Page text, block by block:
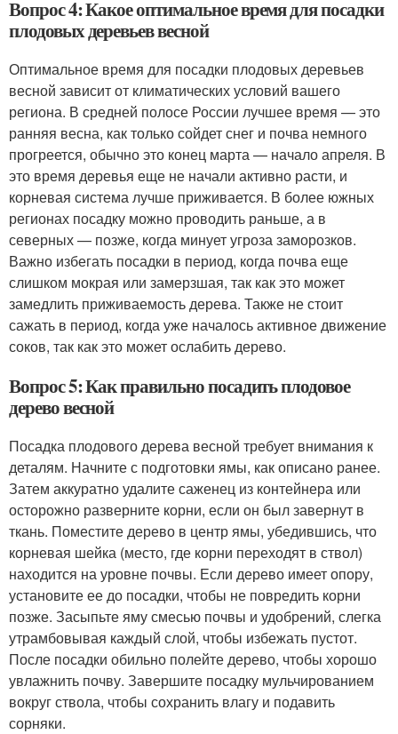
Вопрос 4: Какое оптимальное время для посадки
плодовых деревьев весной
Оптимальное время для посадки плодовых деревьев
весной зависит от климатических условий вашего
региона. В средней полосе России лучшее время — это
ранняя весна, как только сойдет снег и почва немного
прогреется, обычно это конец марта — начало апреля. В
это время деревья еще не начали активно расти, и
корневая система лучше приживается. В более южных
регионах посадку можно проводить раньше, а в
северных — позже, когда минует угроза заморозков.
Важно избегать посадки в период, когда почва еще
слишком мокрая или замерзшая, так как это может
замедлить приживаемость дерева. Также не стоит
сажать в период, когда уже началось активное движение
соков, так как это может ослабить дерево.
Вопрос 5: Как правильно посадить плодовое
дерево весной
Посадка плодового дерева весной требует внимания к
деталям. Начните с подготовки ямы, как описано ранее.
Затем аккуратно удалите саженец из контейнера или
осторожно разверните корни, если он был завернут в
ткань. Поместите дерево в центр ямы, убедившись, что
корневая шейка (место, где корни переходят в ствол)
находится на уровне почвы. Если дерево имеет опору,
установите ее до посадки, чтобы не повредить корни
позже. Засыпьте яму смесью почвы и удобрений, слегка
утрамбовывая каждый слой, чтобы избежать пустот.
После посадки обильно полейте дерево, чтобы хорошо
увлажнить почву. Завершите посадку мульчированием
вокруг ствола, чтобы сохранить влагу и подавить
сорняки.